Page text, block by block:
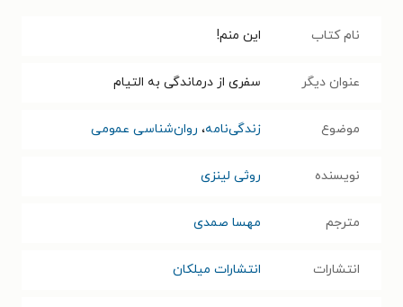
نام کتاب این منم!
عنوان دیگر سفری از درماندگی به التیام
موضوع زندگی‌نامه، روان‌شناسی عمومی
نویسنده روثی لینزی
مترجم مهسا صمدی
انتشارات انتشارات میلکان